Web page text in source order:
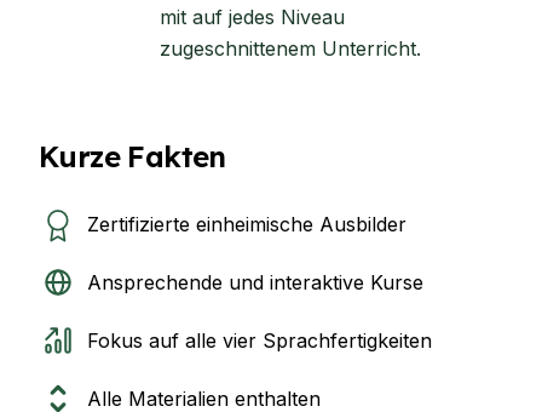
mit auf jedes Niveau
zugeschnittenem Unterricht.
Kurze Fakten
Zertifizierte einheimische Ausbilder
Ansprechende und interaktive Kurse
Fokus auf alle vier Sprachfertigkeiten
Alle Materialien enthalten